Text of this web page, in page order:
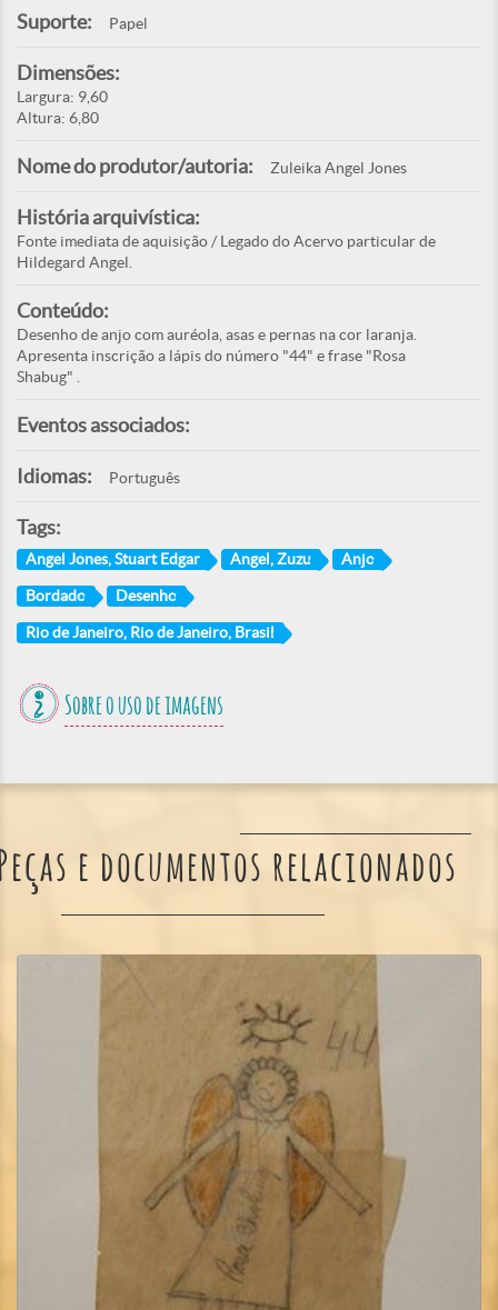
Suporte: Papel
Dimensões:
Largura: 9,60
Altura: 6,80
Nome do produtor/autoria: Zuleika Angel Jones
História arquivística:
Fonte imediata de aquisição / Legado do Acervo particular de
Hildegard Angel.
Conteúdo:
Desenho de anjo com auréola, asas e pernas na cor laranja.
Apresenta inscrição a lápis do número "44" e frase "Rosa
Shabug" .
Eventos associados:
Idiomas: Português
Tags:
Angel Jones, Stuart Edgar Angel, Zuzu Anjo
Bordado Desenho
Rio de Janeiro, Rio de Janeiro, Brasil
Sobre o uso de imagens
e documentos relacionados